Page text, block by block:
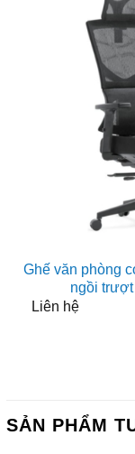
Ghế văn phòng
ngồi
Liên hệ
SẢN PHẨM